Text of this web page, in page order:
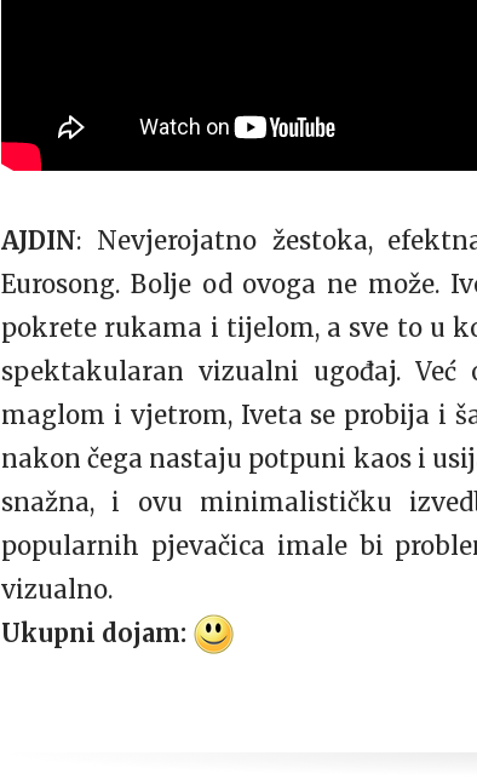
AJDIN: Nevjerojatno žestoka,
Eurosong. Bolje od ovoga ne može.
pokrete rukama i tijelom, a sve to u
spektakularan vizualni ugođaj.
maglom i vjetrom, Iveta se probija i
nakon čega nastaju potpuni kaos i
snažna, i ovu minimalističku
popularnih pjevačica imale bi
vizualno.
Ukupni dojam: